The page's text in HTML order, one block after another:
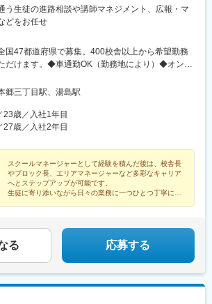
う生徒の進路相談や講師マネジメント、広報・マ
どをお任せ
国47都道府県で募集。400校舎以上から希望勤務
だけます。◆車通勤OK（勤務地により）◆オンラ
応しています。遠方にお住いの方も、お気軽にご
国各地で未経験から活躍しているメンバーが多数
フィアお茶の水 1F・2F・3F【受動喫煙対策】あ
郷三丁目駅、湯島駅
歳／入社1年目
歳／入社2年目
スクールマネージャーとして経験を積んだ後は、校舎長
やブロック長、エリアマネージャーなど多彩なキャリア
へとステップアップが可能です。
生徒に寄り添いながら日々の業務に一つひとつ丁寧に向
る 応募する